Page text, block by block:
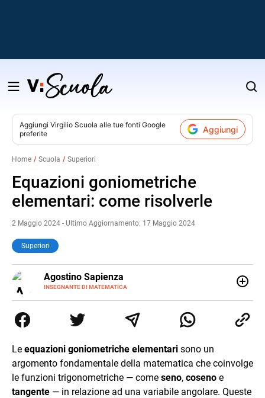
Salta
contenuto
Aggiungi Virgilio Scuola alle tue fonti Google
preferite
Aggiungi
Home Scuola Superiori
Equazioni goniometriche
elementari: come risolverle
2 Maggio 2024 - Ultimo Aggiornamento: 17 Maggio 2024
Superiori
Agostino Sapienza
INSEGNANTE DI MATEMATICA
E-
MAIL
LINKEDIN
Tommaso Gulli. Ho conseguito la laurea triennale in
Relazioni Internazionali a Messina e in Economia
commercialisti sono stato chiamato per una supplenza
covid nella classe di insegnamento A47. Ho poi
conseguito l'abilitazione a Trieste nel sostegno e sono
entrato di ruolo nel 2023
Le equazioni goniometriche elementari sono un
argomento fondamentale della matematica che coinvolge
le funzioni trigonometriche — come seno, coseno e
tangente — in relazione ad una variabile angolare. Queste